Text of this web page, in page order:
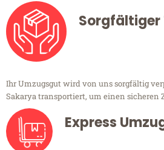
Ihr Umzugsgut wird von uns sorgfältig
Sakarya transportiert, um einen sicheren
Express